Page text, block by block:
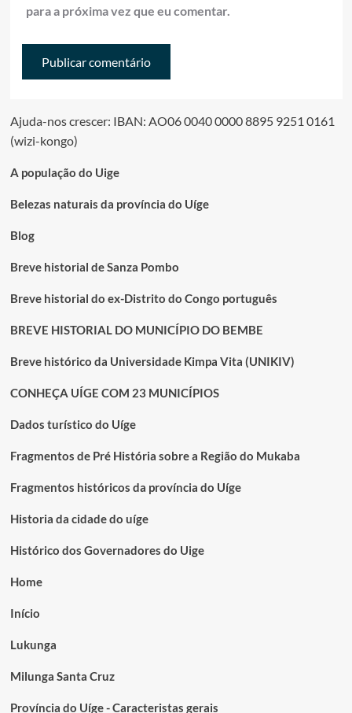
para a próxima vez que eu comentar.
Ajuda-nos crescer: IBAN: AO06 0040 0000 8895 9251 0161
(wizi-kongo)
A população do Uige
Belezas naturais da província do Uíge
Blog
Breve historial de Sanza Pombo
Breve historial do ex-Distrito do Congo português
BREVE HISTORIAL DO MUNICÍPIO DO BEMBE
Breve histórico da Universidade Kimpa Vita (UNIKIV)
CONHEÇA UÍGE COM 23 MUNICÍPIOS
Dados turístico do Uíge
Fragmentos de Pré História sobre a Região do Mukaba
Fragmentos históricos da província do Uíge
Historia da cidade do uíge
Histórico dos Governadores do Uige
Home
Início
Lukunga
Milunga Santa Cruz
Província do Uíge - Caracteristas gerais